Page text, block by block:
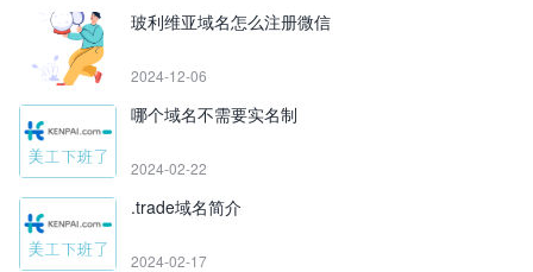
玻利维亚域名怎么注册微信
2024-12-06
哪个域名不需要实名制
2024-02-22
.trade域名简介
2024-02-17